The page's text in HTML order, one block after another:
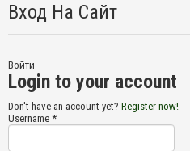
Вход На Сайт
Войти
Login to your account
Don't have an account yet? Register now!
Username *